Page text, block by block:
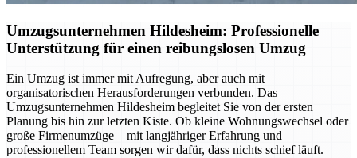
Umzugsunternehmen Hildesheim: Professionelle
Unterstützung für einen reibungslosen Umzug
Ein Umzug ist immer mit Aufregung, aber auch mit
organisatorischen Herausforderungen verbunden. Das
Umzugsunternehmen Hildesheim begleitet Sie von der ersten
Planung bis hin zur letzten Kiste. Ob kleine Wohnungswechsel oder
große Firmenumzüge – mit langjähriger Erfahrung und
professionellem Team sorgen wir dafür, dass nichts schief läuft.